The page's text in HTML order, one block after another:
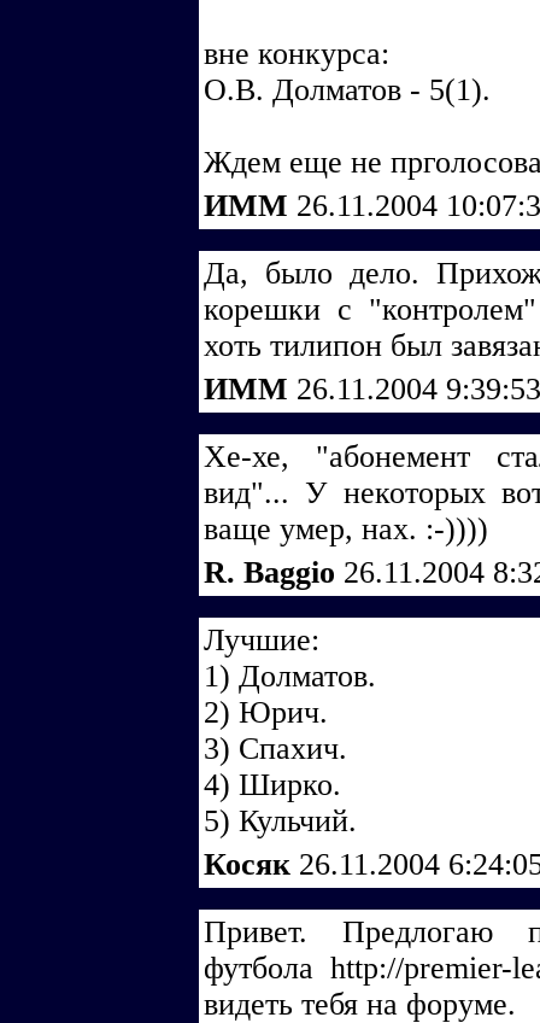
вне конкурса:
О.В. Долматов - 5(1).
Ждем еще не
ИММ 26.11.2004
Да, было дело.
корешки с
хоть тилипон был
ИММ 26.11.2004
Хе-хе, "абонемент
вид"... У некоторых
ваще умер, нах. :-))))
R. Baggio 26.11.2004
Лучшие:
1) Долматов.
2) Юрич.
3) Спахич.
4) Ширко.
5) Кульчий.
Косяк 26.11.2004
Привет. Предлогаю
футбола http://premier-
видеть тебя на форуме.